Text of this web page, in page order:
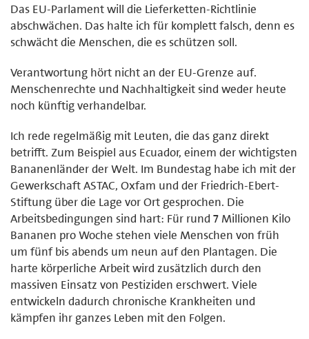
Das EU-Parlament will die Lieferketten-Richtlinie
abschwächen. Das halte ich für komplett falsch, denn es
schwächt die Menschen, die es schützen soll.
Verantwortung hört nicht an der EU-Grenze auf.
Menschenrechte und Nachhaltigkeit sind weder heute
noch künftig verhandelbar.
Ich rede regelmäßig mit Leuten, die das ganz direkt
betrifft. Zum Beispiel aus Ecuador, einem der wichtigsten
Bananenländer der Welt. Im Bundestag habe ich mit der
Gewerkschaft ASTAC, Oxfam und der Friedrich-Ebert-
Stiftung über die Lage vor Ort gesprochen. Die
Arbeitsbedingungen sind hart: Für rund 7 Millionen Kilo
Bananen pro Woche stehen viele Menschen von früh
um fünf bis abends um neun auf den Plantagen. Die
harte körperliche Arbeit wird zusätzlich durch den
massiven Einsatz von Pestiziden erschwert. Viele
entwickeln dadurch chronische Krankheiten und
kämpfen ihr ganzes Leben mit den Folgen.